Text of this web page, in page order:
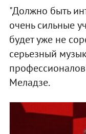
"Должно быть
очень сильные
будет уже не
серьезный
Меладзе.